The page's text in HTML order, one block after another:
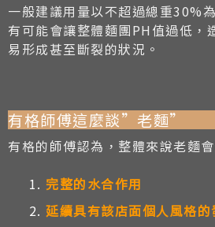
一般建議用量以不超過總重30%
有可能會讓整體麵團PH值過低，
易形成甚至斷裂的狀況。
有格師傅這麼談”老麵”
有格的師傅認為，整體來說老麵
完整的水合作用
延續具有該店面個人風格的